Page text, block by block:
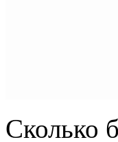
Сколько